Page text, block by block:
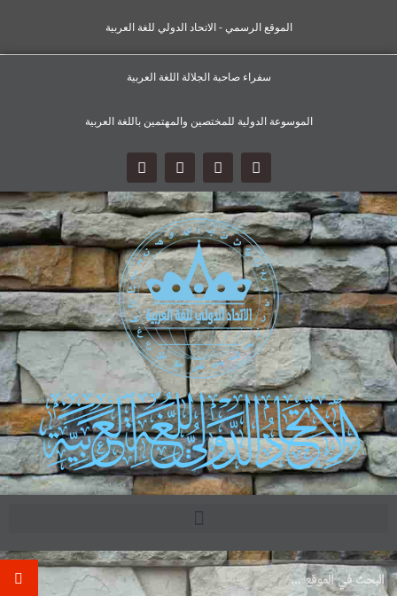
الموقع الرسمي - الاتحاد الدولي للغة العربية
سفراء صاحبة الجلالة اللغة العربية
الموسوعة الدولية للمختصين والمهتمين باللغة العربية